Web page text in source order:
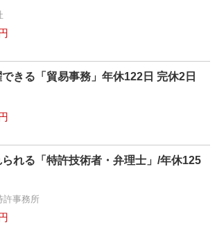
きる「貿易事務」年休122日 完休2日
れる「特許技術者・弁理士」/年休125
許事務所